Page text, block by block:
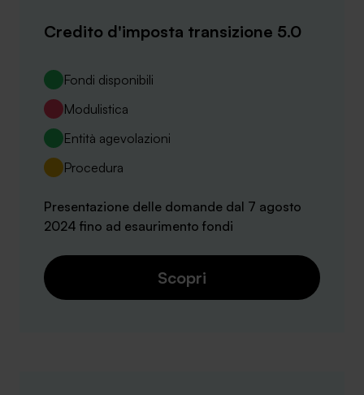
Credito d'imposta transizione 5.0
Fondi disponibili
Modulistica
Entità agevolazioni
Procedura
Presentazione delle domande dal 7 agosto
2024 fino ad esaurimento fondi
Scopri